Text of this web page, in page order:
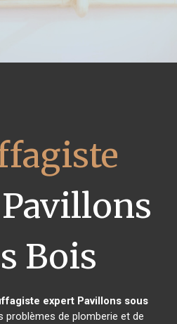
Bois
expert Pavillons sous
problèmes de plomberie et de